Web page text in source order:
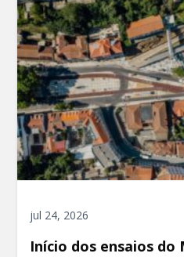
jul 24, 2026
Início dos ensaios do